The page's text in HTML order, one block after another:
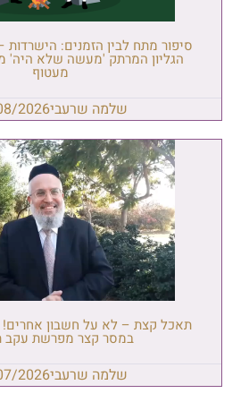
סיפור מתח לבין הזמנים:
הגליון המרתק 'מעשה שלא היה'
מעטוף
שלמה שרעבי2026
תאכל קצת – לא על חשבון אחרים!
במסר קצר מפרשת עקב
שלמה שרעבי2026